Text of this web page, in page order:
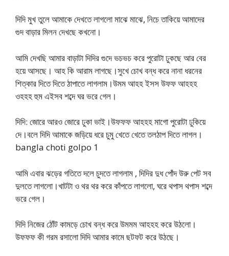
দিদি মুখ তুলে আমাকে দেখতে লাগলো মাঝে মাঝে, নিচে তাকিয়ে আমাদের
গুদ বাড়ার মিলন দেখছে কখনো।
আমি দেখছি আমার বাড়াটা দিদির গুদে ভচভচ করে পুরোটা ঢুকছে আর বের
হয়ে আসছে। আহ কি আরাম লাগছে।সুখে চোখ বন্ধ করে নানা ধরনের
শিত্কার দিতে দিতে ঠাপাতে লাগলাম।উমম আহহ ইসস উফফ আহহহ
ওহহহ হুম এইসব শব্দে ঘর ভরে গেল।
দিদি: জোরে আরও জোরে ঢুকা ভাই।উফফফ আহহহ মাগো পুরোটা ঢুকিয়ে
দে।বলে দিদি আমাকে জড়িয়ে ধরে চুমু খেতে খেতে তলঠাপ দিতে লাগল।
bangla choti golpo 1
আমি এবার ঝড়ের গতিতে দলে চুদতে লাগলাম , দিদির দুধ পোঁদ উরু পেট সব
দুলতে লাগলো।খাটটা ও থর থর করে কাঁপতে লাগলো, ঘরে থপাস থপাস শব্দে
ভরে গেল।
দিদি নিজের ঠোঁট কামড়ে চোখ বন্ধ করে উমমম আহহহ করে উঠলো।
উফফফ কী গরম রসালো দিদি আমার কামে ছটফট করে উঠছে।